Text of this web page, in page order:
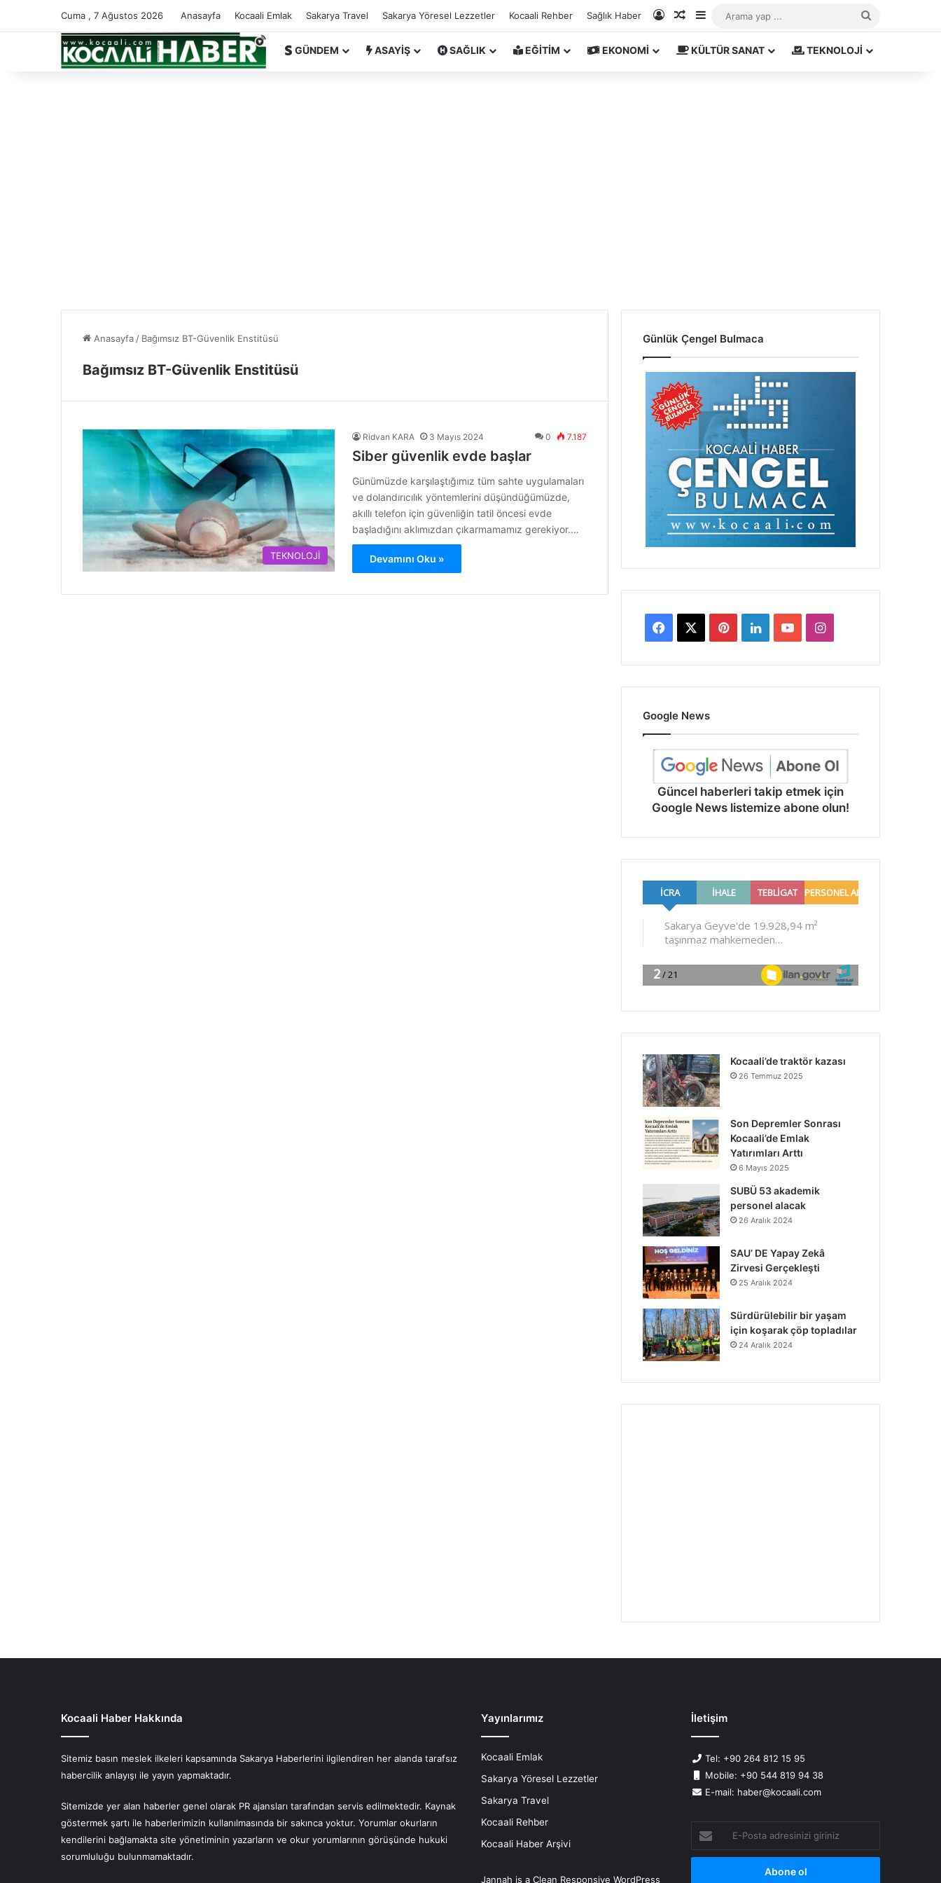
Cuma , 7 Ağustos 2026 Anasayfa Kocaali Emlak Sakarya Travel Sakarya Yöresel Lezzetler Kocaali Rehber Sağlık Haber Kayıt OlRastgele Makale
Kenar Bölmesi
GÜNDEM ASAYİŞ SAĞLIK EĞİTİM EKONOMİ KÜLTÜR SANAT TEKNOLOJİ
Anasayfa / Bağımsız BT-Güvenlik Enstitüsü
Bağımsız BT-Güvenlik Enstitüsü
TEKNOLOJİ
Ridvan KARA 3 Mayıs 2024 0 7.187
Siber güvenlik evde başlar
Günümüzde karşılaştığımız tüm sahte uygulamaları
ve dolandırıcılık yöntemlerini düşündüğümüzde,
akıllı telefon için güvenliğin tatil öncesi evde
başladığını aklımızdan çıkarmamamız gerekiyor.…
Devamını Oku »
Günlük Çengel Bulmaca
Facebook PinterestLinkedInYouTubeInstagram
Google News
Güncel haberleri takip etmek için
Google News listemize abone olun!
Kocaali’de traktör kazası
26 Temmuz 2025
Son Depremler Sonrası
Kocaali’de Emlak
Yatırımları Arttı
6 Mayıs 2025
SUBÜ 53 akademik
personel alacak
26 Aralık 2024
SAU’ DE Yapay Zekâ
Zirvesi Gerçekleşti
25 Aralık 2024
Sürdürülebilir bir yaşam
için koşarak çöp topladılar
24 Aralık 2024
Kocaali Haber Hakkında
Sitemiz basın meslek ilkeleri kapsamında Sakarya Haberlerini ilgilendiren her alanda tarafsız
habercilik anlayışı ile yayın yapmaktadır.
Sitemizde yer alan haberler genel olarak PR ajansları tarafından servis edilmektedir. Kaynak
göstermek şartı ile haberlerimizin kullanılmasında bir sakınca yoktur. Yorumlar okurların
kendilerini bağlamakta site yönetiminin yazarların ve okur yorumlarının görüşünde hukuki
sorumluluğu bulunmamaktadır.
Yayınlarımız
Kocaali Emlak
Sakarya Yöresel Lezzetler
Sakarya Travel
Kocaali Rehber
Kocaali Haber Arşivi
Jannah is a Clean Responsive WordPress
İletişim
Tel: +90 264 812 15 95
Mobile: +90 544 819 94 38
E-mail: haber@kocaali.com
Posta
adresinizi